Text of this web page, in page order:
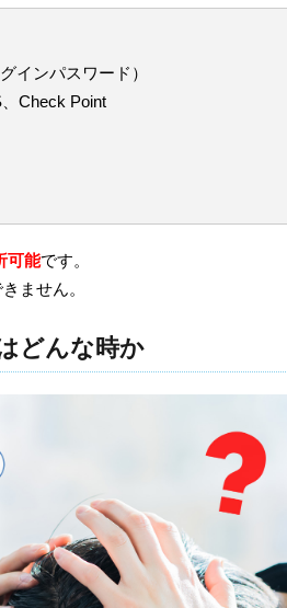
インパスワード）
Check Point
可能です。
ません。
どんな時か